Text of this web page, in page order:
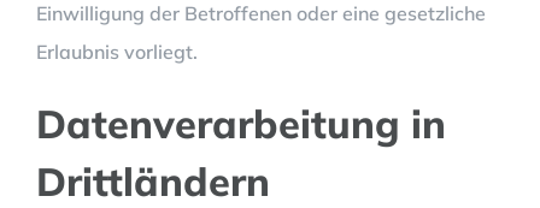
Einwilligung der Betroffenen oder eine gesetzliche
Erlaubnis vorliegt.
Datenverarbeitung in
Drittländern